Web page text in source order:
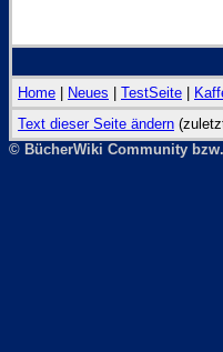
Home Neues TestSeite
Text dieser Seite ändern
© BücherWiki Community